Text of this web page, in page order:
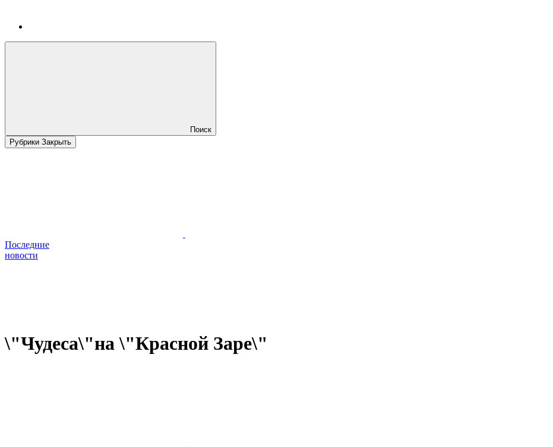
Поиск
Рубрики Закрыть
Последние
новости
\"Чудеса\"на \"Красной Заре\"